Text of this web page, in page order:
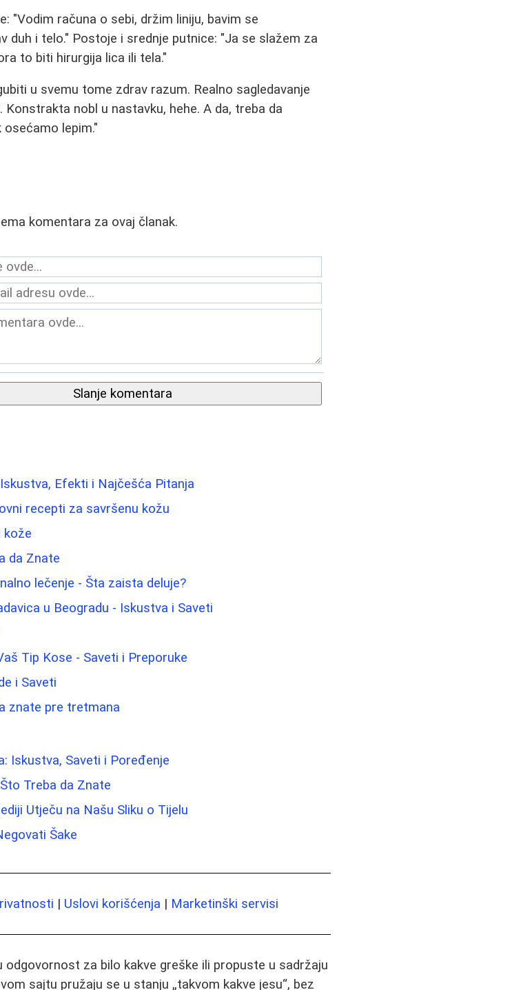
"Vodim računa o sebi, držim liniju, bavim se
duh i telo." Postoje i srednje putnice: "Ja se slažem za
to biti hirurgija lica ili tela."
u svemu tome zdrav razum. Realno sagledavanje
nobl u nastavku, hehe. A da, treba da
lepim."
komentara za ovaj članak.
Slanje komentara
Efekti i Najčešća Pitanja
recepti za savršenu kožu
kože
da Znate
lečenje - Šta zaista deluje?
u Beogradu - Iskustva i Saveti
Tip Kose - Saveti i Preporuke
i Saveti
znate pre tretmana
Iskustva, Saveti i Poređenje
Treba da Znate
Utječu na Našu Sliku o Tijelu
Šake
| Uslovi korišćenja | Marketinški servisi
odgovornost za bilo kakve greške ili propuste u sadržaju
sajtu pružaju se u stanju „takvom kakve jesu“, bez